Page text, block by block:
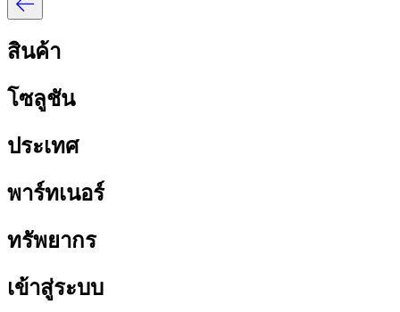
สินค้า​​
โซลูชัน​​
ประเทศ​​
พาร์ทเนอร์​​
ทรัพยากร​​
เข้าสู่ระบบ​​